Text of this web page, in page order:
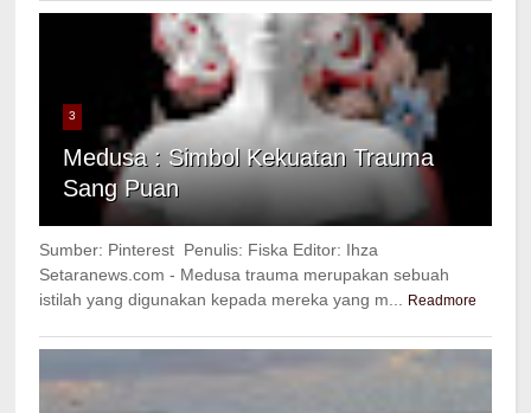
3
Medusa : Simbol Kekuatan Trauma
Sang Puan
Sumber: Pinterest Penulis: Fiska Editor: Ihza
Setaranews.com - Medusa trauma merupakan sebuah
istilah yang digunakan kepada mereka yang m...
Readmore